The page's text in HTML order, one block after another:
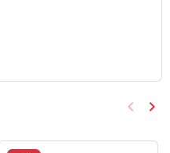
keyboard_arrow_left keyboard_arrow_right